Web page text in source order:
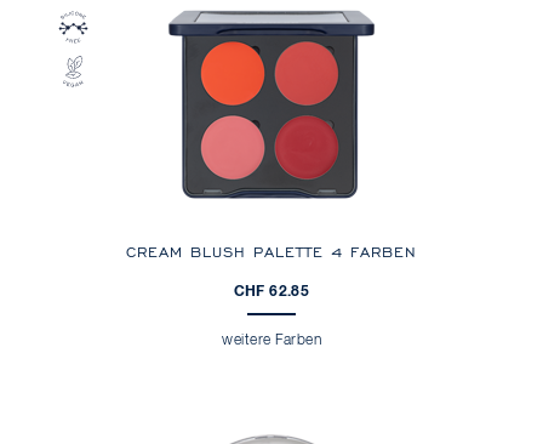
CREAM BLUSH PALETTE 4 FARBEN
CHF 62.85
weitere Farben